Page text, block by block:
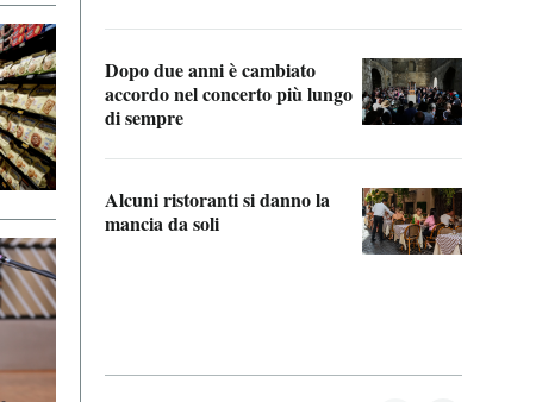
Dopo due anni è cambiato
accordo nel concerto più lungo
di sempre
Alcuni ristoranti si danno la
mancia da soli